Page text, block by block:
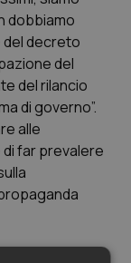
Ulcerosa
dobbiamo
del decreto
del
del rilancio
di governo”.
alle
far prevalere